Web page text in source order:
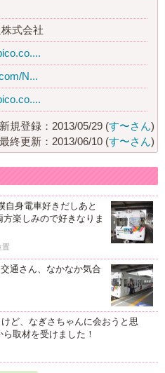
式会社
N...
新規登録：2013/05/29 (す〜さん)
最終更新：2013/06/10 (す〜さん)
自身電車好きだしあと
楽しみので好きなりま
置
通さん、なかなか気合
ど、なぎさちゃんに会おうと思
取材を受けました！